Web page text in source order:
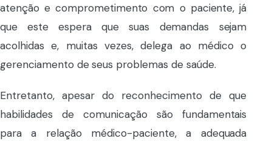
atenção e comprometimento com o paciente, já
que este espera que suas demandas sejam
acolhidas e, muitas vezes, delega ao médico o
gerenciamento de seus problemas de saúde.
Entretanto, apesar do reconhecimento de que
habilidades de comunicação são fundamentais
para a relação médico-paciente, a adequada